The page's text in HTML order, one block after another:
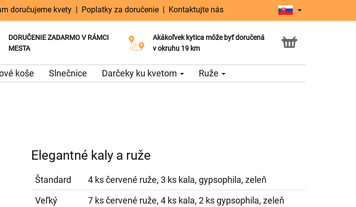
doručujeme kvety | Poplatky za doručenie | Kontaktujte nás
DORUČENIE ZADARMO V RÁMCI
MESTA
Doručenie v ten istý deň k dispozícii
Vyberte si dátum doručenia
Akákoľvek kytica môže byť doručená
v okruhu 19 km
Služba Click & Collect
koše Slnečnice Darčeky ku kvetom Ruže
Elegantné kaly a ruže
Štandard
4 ks červené ruže, 3 ks kala, gypsophila, zeleň
Veľký
7 ks červené ruže, 4 ks kala, 2 ks gypsophila, zeleň